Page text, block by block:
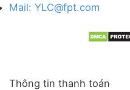
Mail: YLC@fpt.com
Thông tin thanh toán